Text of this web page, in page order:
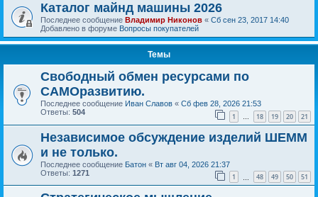
Каталог майнд машины 2026
Последнее сообщение Владимир Никонов « Сб сен 23, 2017 14:40
Добавлено в форуме Вопросы покупателей
Темы
Свободный обмен ресурсами по
САМОразвитию.
Последнее сообщение Иван Славов « Сб фев 28, 2026 21:53
Ответы: 504 1 … 18 19 20 21
Независимое обсуждение изделий ШЕММ
и не только.
Последнее сообщение Батон « Вт авг 04, 2026 21:37
Ответы: 1271 1 48 49 50 51